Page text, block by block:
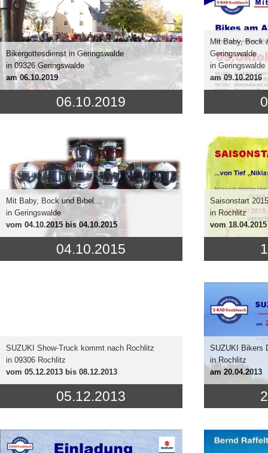
Bikergottesdienst in Geringswalde
in 09326 Geringswalde
am06.10.2019
06.10.2019
Mit Baby, Bock
Geringswalde
in Geringswalde
am09.10.2016
Mit Baby, Bock und Bibel...
in Geringswalde
vom 04.10.2015 bis 04.10.2015
04.10.2015
Saisonstart 2015
in Rochlitz
vom18.04.2015
SUZUKI Show-Truck kommt nach Rochlitz
in 09306 Rochlitz
vom 05.12.2013 bis 08.12.2013
05.12.2013
SUZUKI Bikers
in Rochlitz
am 20.04.2013